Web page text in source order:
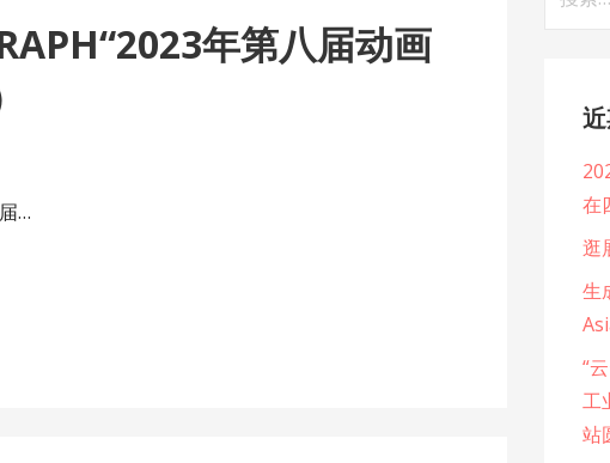
年第八届动画
…
索：
在
逛
生
“
工
站